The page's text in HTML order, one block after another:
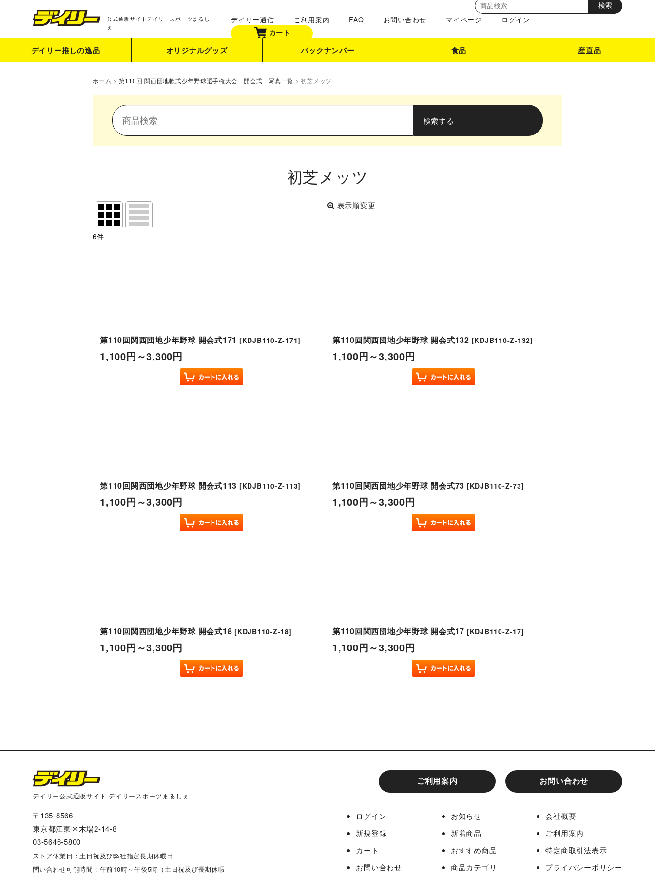
公式通販サイトデイリースポーツまるし
ぇ
デイリー通信 ご利用案内 FAQ お問い合わせ マイページ
ログイン
カート
デイリー推しの逸品 オリジナルグッズ バックナンバー 食品 産直品
ホーム > 第110回 関西団地軟式少年野球選手権大会 開会式 写真一覧 > 初芝メッツ
初芝メッツ
表示順変更
表示数
6件
第110回関西団地少年野球 開会式171 [KDJB110-Z-171]
1,100円 ～3,300円
第110回関西団地少年野球 開会式132 [KDJB110-Z-132]
1,100円～3,300円
第110回関西団地少年野球 開会式113 [KDJB110-Z-113]
1,100円 ～3,300円
第110回関西団地少年野球 開会式73 [KDJB110-Z-73]
1,100円～3,300円
第110回関西団地少年野球 開会式18 [KDJB110-Z-18]
1,100円 ～3,300円
第110回関西団地少年野球 開会式17 [KDJB110-Z-17]
1,100円～3,300円
デイリー公式通販サイト デイリースポーツまるしぇ
〒135-8566
東京都江東区木場2-14-8
03-5646-5800
ストア休業日：土日祝及び弊社指定長期休暇日
問い合わせ可能時間：午前10時～午後5時（土日祝及び長期休暇
ご利用案内 お問い合わせ
ログイン
新規登録
カート
お問い合わせ
お知らせ
新着商品
おすすめ商品
商品カテゴリ
会社概要
ご利用案内
特定商取引法表示
プライバシーポリシー